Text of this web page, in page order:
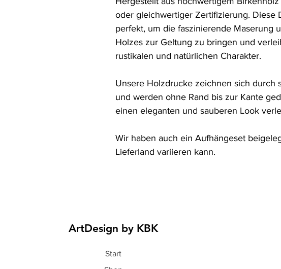
oder gleichwertiger Zertifizierung. Diese
perfekt, um die faszinierende Maserung
Holzes zur Geltung zu bringen und
rustikalen und natürlichen Charakter.
Unsere Holzdrucke zeichnen sich durch
und werden ohne Rand bis zur Kante
einen eleganten und sauberen Look
Wir haben auch ein Aufhängeset
Lieferland variieren kann.
ArtDesign by KBK
Start